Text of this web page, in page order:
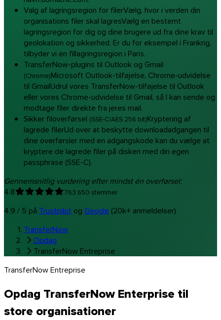
Windows
Valg af lagringsregion for filerVælg, hvor i verden din
organisations filer skal lagresVælg en bestemt
lagringsregion for dig og dine brugere ud fra dine krav til
geolokation og sikkerhed. Er du for eksempel i Frankrig,
tilbyder vi en fillagringsregion i Paris.
TransferNow-plugins til Outlook og Gmail
(Chrome)Microsoft Outlook-tilføjelse, Chrome-udvidelse
til GmailUdrul vores TransferNow-tilføjelse til Outlook
eller vores Chrome-udvidelse til Gmail, så I kan sende og
modtage filer direkte fra jeres mail.
Sikker filoverførsel (SSE-C/AES 256 bit)Kryptering af
lagrede filerUd over at beskytte downloadadgangen til
dine overførsler med en adgangskode kan du vælge at
kryptere de lagrede filer på disken med din egen
passphrase (SSE-C).
Gennemsnitlig vurdering efter mindst én overførsel:
4.8
763.650 stemmer
4.9 / 5 på Trustpilot og Google (20k+ anmeldelser)
TransferNow
Opdag
TransferNow Entreprise
TransferNow Entreprise
Opdag TransferNow Enterprise til
store organisationer